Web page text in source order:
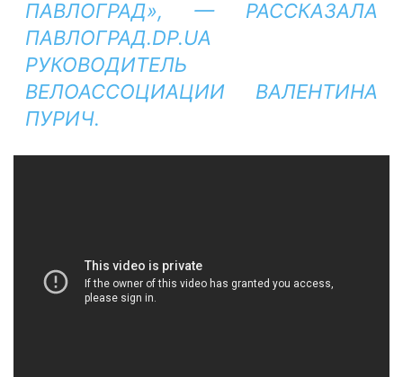
ПАВЛОГРАД», — РАССКАЗАЛА
ПАВЛОГРАД.DP.UA
РУКОВОДИТЕЛЬ
ВЕЛОАССОЦИАЦИИ ВАЛЕНТИНА
ПУРИЧ.